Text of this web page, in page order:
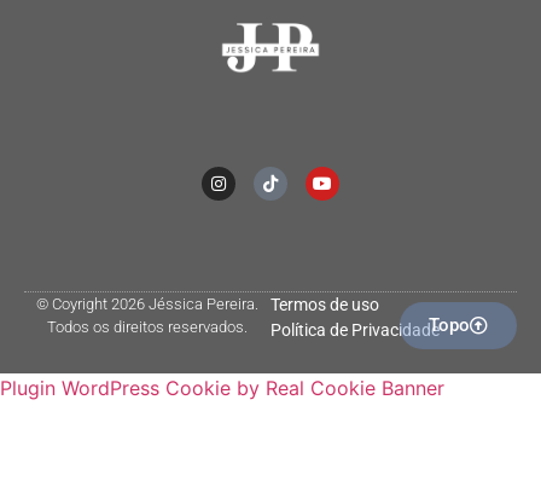
© Coyright 2026 Jéssica Pereira.
Todos os direitos reservados.
Termos de uso
Política de PrivacidadeTopo
Plugin WordPress Cookie by Real Cookie Banner